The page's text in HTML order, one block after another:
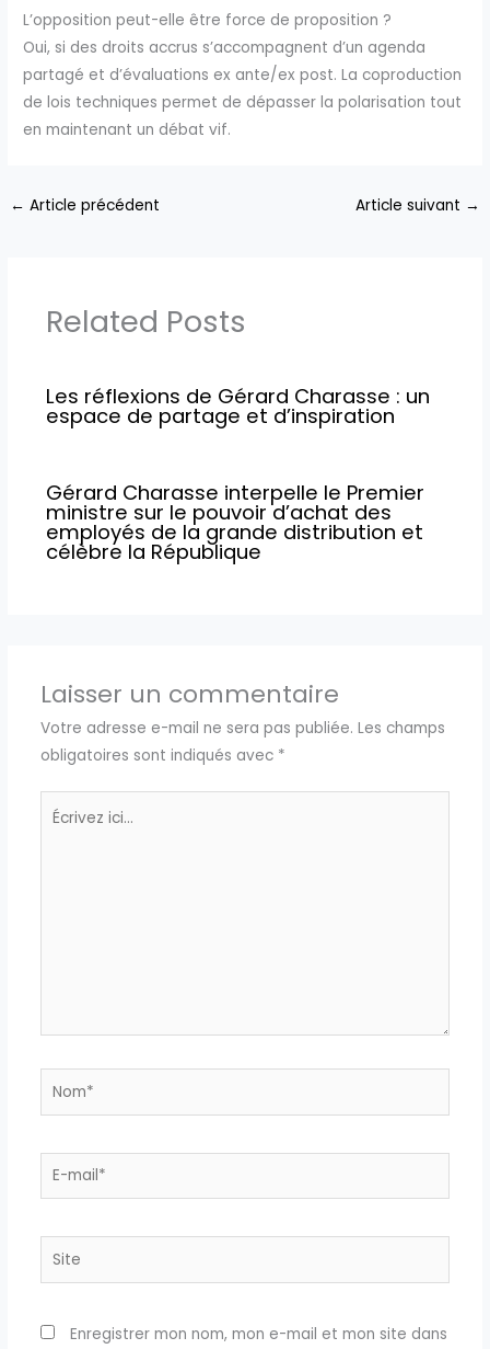
L’opposition peut-elle être force de proposition ?
Oui, si des droits accrus s’accompagnent d’un agenda
partagé et d’évaluations ex ante/ex post. La coproduction
de lois techniques permet de dépasser la polarisation tout
en maintenant un débat vif.
← Article précédent Article suivant →
Related Posts
Les réflexions de Gérard Charasse : un
espace de partage et d’inspiration
Gérard Charasse interpelle le Premier
ministre sur le pouvoir d’achat des
employés de la grande distribution et
célèbre la République
Laisser un commentaire
Votre adresse e-mail ne sera pas publiée. Les champs
obligatoires sont indiqués avec *
Écrivez
Nom*
E-
mail*
Site
Enregistrer mon nom, mon e-mail et mon site dans